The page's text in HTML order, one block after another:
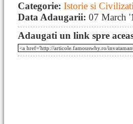
Categorie: Istorie si
Data Adaugarii: 07 March
Adaugati un link spre